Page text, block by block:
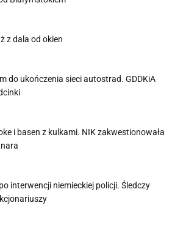
z dala od okien
do ukończenia sieci autostrad. GDDKiA
i basen z kulkami. NIK zakwestionowała
interwencji niemieckiej policji. Śledczy